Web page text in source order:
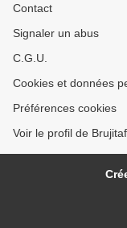
Contact
Signaler un abus
C.G.U.
Cookies et données
Préférences cookies
Voir le profil de